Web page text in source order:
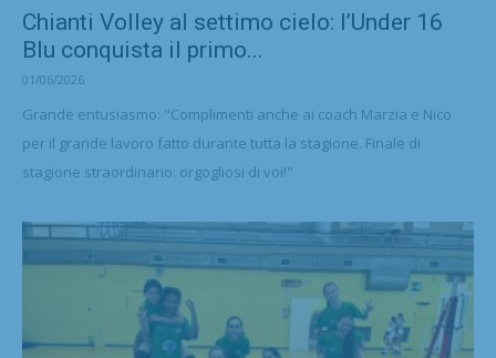
Chianti Volley al settimo cielo: l’Under 16
Blu conquista il primo...
01/06/2026
Grande entusiasmo: "Complimenti anche ai coach Marzia e Nico
per il grande lavoro fatto durante tutta la stagione. Finale di
stagione straordinario: orgogliosi di voi!"